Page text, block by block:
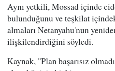
Aynı yetkili, Mossad içinde
bulunduğunu ve teşkilat
almaları Netanyahu'nun
ilişkilendirdiğini söyledi.
Kaynak, "Plan başarısız